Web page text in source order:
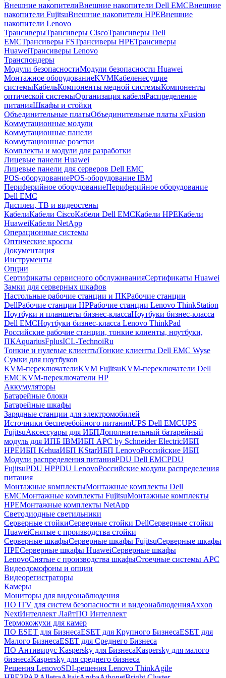
Внешние накопителиВнешние накопители Dell EMCВнешние
накопители FujitsuВнешние накопители HPEВнешние
накопители Lenovo
ТрансиверыТрансиверы CiscoТрансиверы Dell
EMCТрансиверы FSТрансиверы HPEТрансиверы
HuaweiТрансиверы Lenovo
Транспондеры
Модули безопасностиМодули безопасности Huawei
Монтажное оборудованиеKVMКабеленесущие
системыКабельКомпоненты медной системыКомпоненты
оптической системыОрганизация кабеляРаспределение
питанияШкафы и стойки
Объединительные платыОбъединительные платы xFusion
Коммутационные модули
Коммутационные панели
Коммутационные розетки
Комплекты и модули для разработки
Лицевые панели Huawei
Лицевые панели для серверов Dell EMC
POS-оборудованиеPOS-оборудование IBM
Периферийное оборудованиеПериферийное оборудование
Dell EMC
Дисплеи, ТВ и видеостены
КабелиКабели CiscoКабели Dell EMCКабели HPEКабели
HuaweiКабели NetApp
Операционные системы
Оптические кроссы
Документация
Инструменты
Опции
Сертификаты сервисного обслуживанияСертификаты Huawei
Замки для серверных шкафов
Настольные рабочие станции и ПКРабочие станции
DellРабочие станции HPРабочие станции Lenovo ThinkStation
Ноутбуки и планшеты бизнес-классаНоутбуки бизнес-класса
Dell EMCНоутбуки бизнес-класса Lenovo ThinkPad
Российские рабочие станции, тонкие клиенты, ноутбуки,
ПКAquariusFplusICL-TechnoiRu
Тонкие и нулевые клиентыТонкие клиенты Dell EMC Wyse
Сумки для ноутбуков
KVM-переключателиKVM FujitsuKVM-переключатели Dell
EMCKVM-переключатели HP
Аккумуляторы
Батарейные блоки
Батарейные шкафы
Зарядные станции для электромобилей
Источники бесперебойного питанияUPS Dell EMCUPS
FujitsuАксессуары для ИБПДополнительный батарейный
модуль для ИПБ IBMИБП APC by Schneider ElectricИБП
HPEИБП KehuaИБП KStarИБП LenovoРоссийские ИБП
Модули распределения питанияPDU Dell EMCPDU
FujitsuPDU HPPDU LenovoРоссийские модули распределения
питания
Монтажные комплектыМонтажные комплекты Dell
EMCМонтажные комплекты FujitsuМонтажные комплекты
HPEМонтажные комплекты NetApp
Светодиодные светильники
Серверные стойкиСерверные стойки DellСерверные стойки
HuaweiСнятые с производства стойки
Серверные шкафыСерверные шкафы FujitsuСерверные шкафы
HPEСерверные шкафы HuaweiСерверные шкафы
LenovoСнятые с производства шкафыСтоечные системы APC
Видеодомофоны и опции
Видеорегистраторы
Камеры
Мониторы для видеонаблюдения
ПО ITV для систем безопасности и видеонаблюденияAxxon
NextИнтеллект ЛайтПО Интеллект
Термокожухи для камер
ПО ESET для БизнесаESET для Крупного БизнесаESET для
Малого БизнесаESET для Среднего Бизнеса
ПО Антивирус Kaspersky для БизнесаKaspersky для малого
бизнесаKaspersky для среднего бизнеса
Решения LenovoSDI-решения Lenovo ThinkAgile